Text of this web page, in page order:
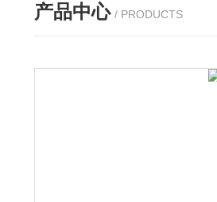
产品中心 / PRODUCTS